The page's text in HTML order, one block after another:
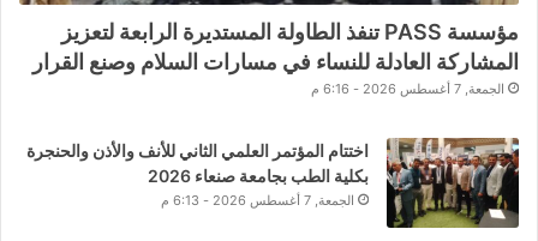
مؤسسة PASS تنفذ الطاولة المستديرة الرابعة لتعزيز
المشاركة العادلة للنساء في مسارات السلام وصنع القرار
الجمعة, 7 أغسطس 2026 - 6:16 م
اختتام المؤتمر العلمي الثاني للأنف والأذن والحنجرة
بكلية الطب بجامعة صنعاء 2026
الجمعة, 7 أغسطس 2026 - 6:13 م